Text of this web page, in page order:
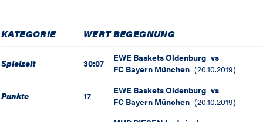
KATEGORIE WERTBEGEGNUNG
Spielzeit 30:07 EWE Baskets Oldenburg vs
FC Bayern München (20.10.2019)
Punkte 17 EWE Baskets Oldenburg vs
FC Bayern München (20.10.2019)